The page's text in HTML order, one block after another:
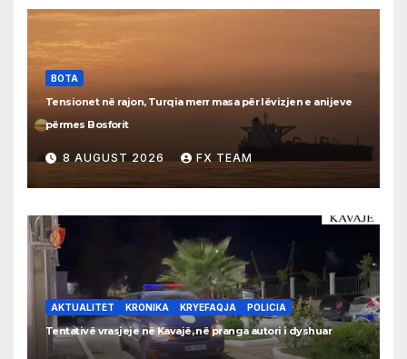
BOTA
Tensionet në rajon, Turqia merr masa për lëvizjen e anijeve
përmes Bosforit
8 AUGUST 2026 FX TEAM
AKTUALITET KRONIKA KRYEFAQJA POLICIA
Tentativë vrasjeje në Kavajë, në pranga autori i dyshuar